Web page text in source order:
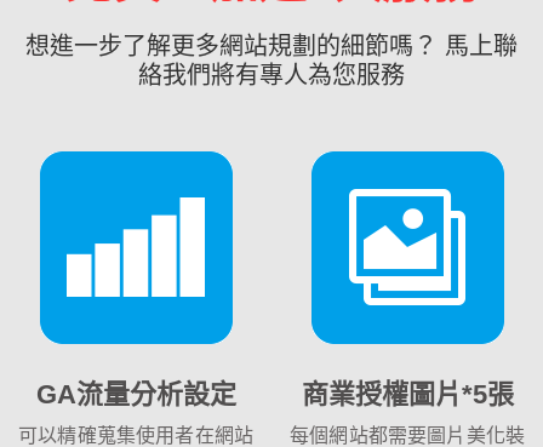
想進一步了解更多網站規劃的細節嗎？ 馬上聯
絡我們將有專人為您服務
GA流量分析設定
可以精確蒐集使用者在網站
商業授權圖片*5張
每個網站都需要圖片美化裝